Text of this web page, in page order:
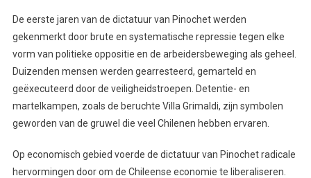
De eerste jaren van de dictatuur van Pinochet werden
gekenmerkt door brute en systematische repressie tegen elke
vorm van politieke oppositie en de arbeidersbeweging als geheel.
Duizenden mensen werden gearresteerd, gemarteld en
geëxecuteerd door de veiligheidstroepen. Detentie- en
martelkampen, zoals de beruchte Villa Grimaldi, zijn symbolen
geworden van de gruwel die veel Chilenen hebben ervaren.
Op economisch gebied voerde de dictatuur van Pinochet radicale
hervormingen door om de Chileense economie te liberaliseren.